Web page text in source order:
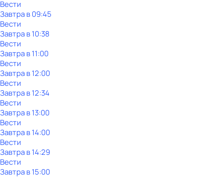
Вести
Завтра в 09:45
Вести
Завтра в 10:38
Вести
Завтра в 11:00
Вести
Завтра в 12:00
Вести
Завтра в 12:34
Вести
Завтра в 13:00
Вести
Завтра в 14:00
Вести
Завтра в 14:29
Вести
Завтра в 15:00